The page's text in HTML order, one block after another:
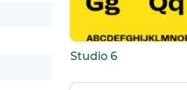
Studio 6